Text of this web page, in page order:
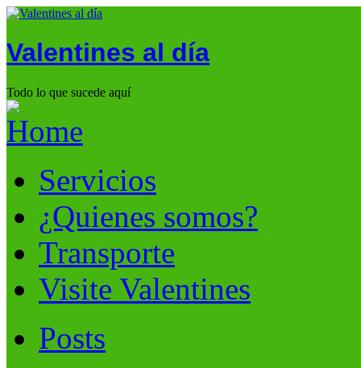
Valentines al día
Todo lo que sucede aquí
Servicios
¿Quienes somos?
Transporte
Visite Valentines
Posts